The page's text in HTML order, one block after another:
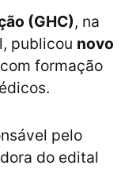
(GHC), na
publicou novo
com formação
pelo
do edital